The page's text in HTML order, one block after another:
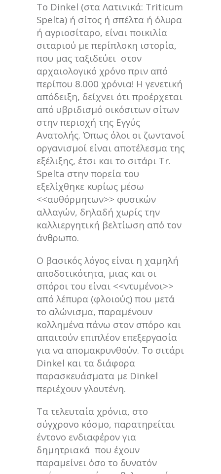
Το Dinkel (στα Λατινικά: Triticum
Spelta) ή σίτος ή σπέλτα ή όλυρα
ή αγριοσίταρο, είναι ποικιλία
σιταριού με περίπλοκη ιστορία,
που μας ταξιδεύει στον
αρχαιολογικό χρόνο πριν από
περίπου 8.000 χρόνια! Η γενετική
απόδειξη, δείχνει ότι προέρχεται
από υβριδισμό οικόσιτων σίτων
στην περιοχή της Εγγύς
Ανατολής. Όπως όλοι οι ζωντανοί
οργανισμοί είναι αποτέλεσμα της
εξέλιξης, έτσι και το σιτάρι Tr.
Spelta στην πορεία του
εξελίχθηκε κυρίως μέσω
<<αυθόρμητων>> φυσικών
αλλαγών, δηλαδή χωρίς την
καλλιεργητική βελτίωση από τον
άνθρωπο.
Ο βασικός λόγος είναι η χαμηλή
αποδοτικότητα, μιας και οι
σπόροι του είναι <<ντυμένοι>>
από λέπυρα (φλοιούς) που μετά
το αλώνισμα, παραμένουν
κολλημένα πάνω στον σπόρο και
απαιτούν επιπλέον επεξεργασία
για να απομακρυνθούν. Το σιτάρι
Dinkel και τα διάφορα
παρασκευάσματα με Dinkel
περιέχουν γλουτένη.
Τα τελευταία χρόνια, στο
σύγχρονο κόσμο, παρατηρείται
έντονο ενδιαφέρον για
δημητριακά που έχουν
παραμείνει όσο το δυνατόν